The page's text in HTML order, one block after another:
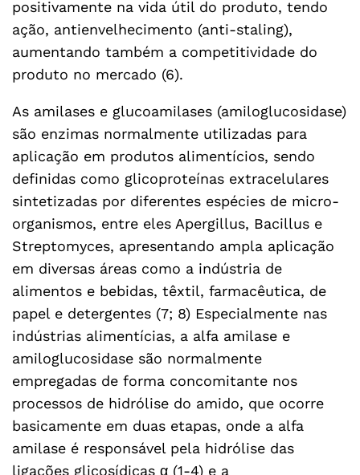
positivamente na vida útil do produto, tendo
ação, antienvelhecimento (anti-staling),
aumentando também a competitividade do
produto no mercado (6).
As amilases e glucoamilases (amiloglucosidase)
são enzimas normalmente utilizadas para
aplicação em produtos alimentícios, sendo
definidas como glicoproteínas extracelulares
sintetizadas por diferentes espécies de micro-
organismos, entre eles Apergillus, Bacillus e
Streptomyces, apresentando ampla aplicação
em diversas áreas como a indústria de
alimentos e bebidas, têxtil, farmacêutica, de
papel e detergentes (7; 8) Especialmente nas
indústrias alimentícias, a alfa amilase e
amiloglucosidase são normalmente
empregadas de forma concomitante nos
processos de hidrólise do amido, que ocorre
basicamente em duas etapas, onde a alfa
amilase é responsável pela hidrólise das
ligações glicosídicas α (1-4) e a